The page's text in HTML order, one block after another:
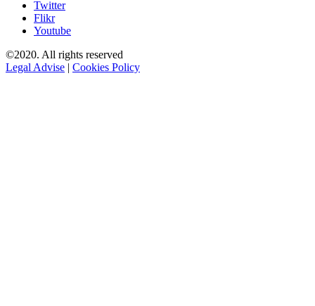
Twitter
Flikr
Youtube
©2020. All rights reserved
Legal Advise | Cookies Policy